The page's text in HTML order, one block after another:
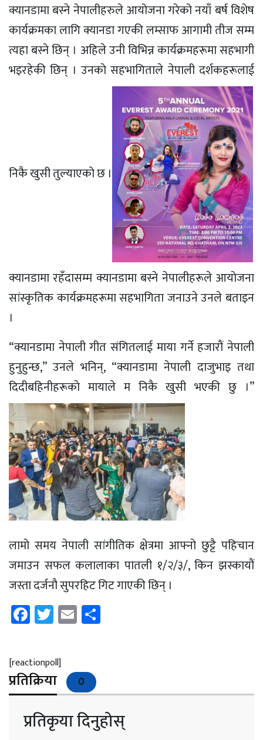
क्यानडामा बस्ने नेपालीहरुले आयोजना गरेको नयाँ बर्ष विशेष
कार्यक्रमका लागि क्यानडा गएकी लम्साफ आगामी तीज सम्म
त्यहा बस्ने छिन् । अहिले उनी विभिन्न कार्यक्रमहरूमा सहभागी
भइरहेकी छिन् । उनकाे सहभागिताले नेपाली दर्शकहरूलाई
निकै खुसी तुल्याएकाे छ ।
क्यानडामा रहँदासम्म क्यानडामा बस्ने नेपालीहरूले आयाेजना
सांस्कृतिक कार्यक्रमहरूमा सहभागिता जनाउने उनले बताइन
।
“क्यानडामा नेपाली गीत संगितलाई माया गर्ने हजाराैं नेपाली
हुनुहुन्छ,” उनले भनिन्, “क्यानडामा नेपाली दाजुभाइ तथा
दिदीबहिनीहरूकाे मायाले म निकै खुसी भएकी छु ।”
लामाे समय नेपाली सांगीतिक क्षेत्रमा आफ्नाे छुट्टै पहिचान
जमाउन सफल कलालाका पातली १/२/३/, किन झस्कायाैं
जस्ता दर्जनाै सुपरहिट गिट गाएकी छिन् ।
Facebook
Twitter
Email
[reactionpoll]
प्रतिक्रिया 0
प्रतिकृया दिनुहोस्